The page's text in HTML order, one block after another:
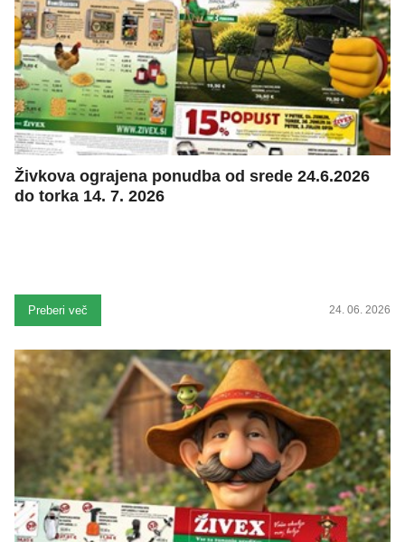
Živkova ograjena ponudba od srede 24.6.2026
do torka 14. 7. 2026
Preberi več 24. 06. 2026